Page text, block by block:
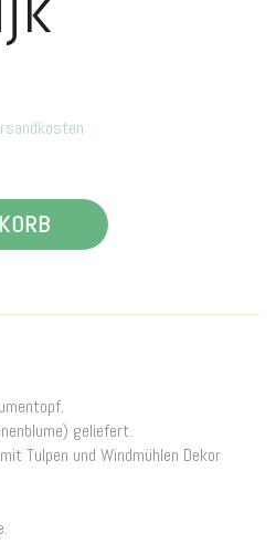
geliefert.
Tulpen und Windmühlen Dekor